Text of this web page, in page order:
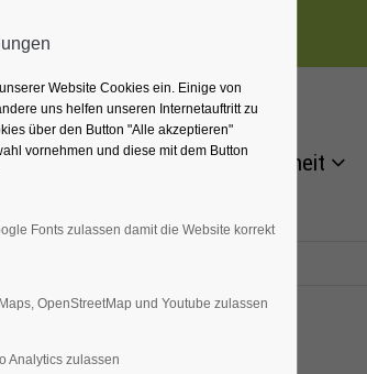
Für Ihre Gesundheit
Website Cookies ein. Einige von
uns helfen unseren Internetauftritt zu
über den Button "Alle akzeptieren"
vornehmen und diese mit dem Button
Fonts zulassen damit die Website korrekt
OpenStreetMap und Youtube zulassen
Analytics zulassen